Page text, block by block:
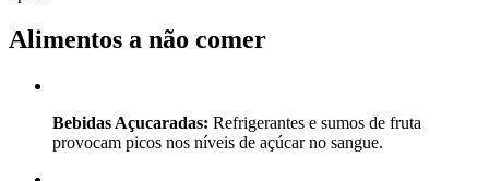
Alimentos a não comer
Bebidas Açucaradas: Refrigerantes e sumos de fruta
provocam picos nos níveis de açúcar no sangue.